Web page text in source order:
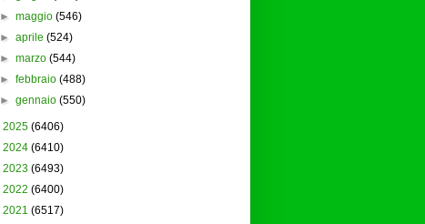
►maggio (546)
►aprile (524)
►marzo (544)
►febbraio (488)
►gennaio (550)
2025 (6406)
2024 (6410)
2023 (6493)
2022 (6400)
2021 (6517)